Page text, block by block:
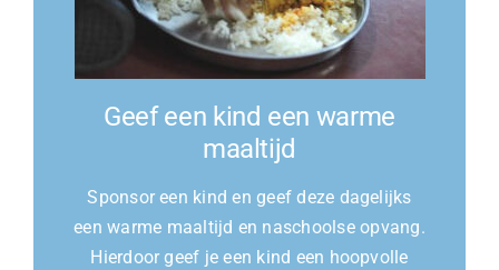
Geef een kind een warme
maaltijd
Sponsor een kind en geef deze dagelijks
een warme maaltijd en naschoolse opvang.
Hierdoor geef je een kind een hoopvolle